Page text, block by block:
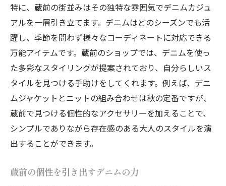
特に、蔵前の街並みはその独特な雰囲気でデニムカジュ
アルを一層引き立てます。デニムはどのシーズンでも活
躍し、季節を問わず様々なコーディネートに対応できる
万能アイテムです。蔵前のショップでは、デニムを使っ
た多彩なスタイリングが提案されており、自分らしいス
タイルを見つける手助けをしてくれます。例えば、デニ
ムジャケットとニットの組み合わせは秋の定番ですが、
蔵前で見つける個性的なアクセサリーを加えることで、
シンプルでありながら存在感のある大人のスタイルを演
出することができます。
蔵前の個性を引き出すデニムの力